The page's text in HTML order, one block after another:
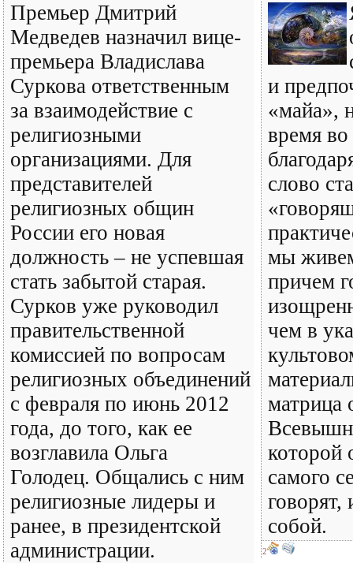
Премьер Дмитрий
Медведев назначил вице-
премьера Владислава
Суркова ответственным
за взаимодействие с
религиозными
организациями. Для
представителей
религиозных общин
России его новая
должность – не успевшая
стать забытой старая.
Сурков уже руководил
правительственной
комиссией по вопросам
религиозных объединений
с февраля по июнь 2012
года, до того, как ее
возглавила Ольга
Голодец. Общались с ним
религиозные лидеры и
ранее, в президентской
администрации.
и
«майа»,
время
слово
мы
причем
чем в
матрица
которой
самого
говорят,
собой.
2